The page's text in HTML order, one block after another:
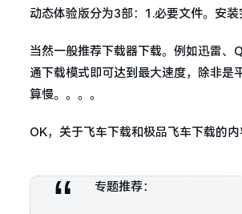
动态体验版分为3部：1.必要文件。安
当然一般推荐下载器下载。例如迅雷、
通下载模式即可达到最大速度，除非
算慢。。。。
OK，关于飞车下载和极品飞车下载的
专题推荐：